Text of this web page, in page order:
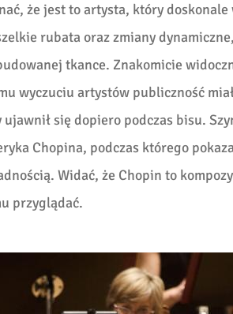
że jest to artysta, który doskonale
rubata oraz zmiany
tkance. Znakomicie
wyczuciu artystów publiczność
się dopiero podczas bisu.
Chopina, podczas którego
Widać, że Chopin to
przyglądać.